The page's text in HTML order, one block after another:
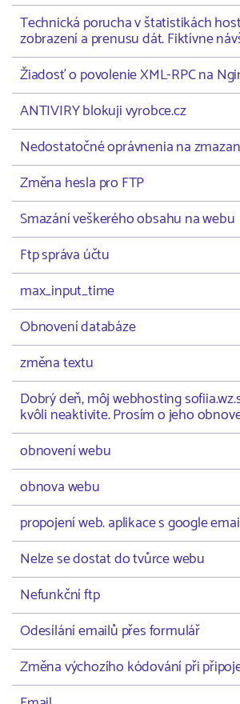
Technická porucha v štatistikách
zobrazení a prenusu dát. Fiktívne
Žiadosť o povolenie XML-RPC na
ANTIVIRY blokuji vyrobce.cz
Nedostatočné oprávnenia na
Změna hesla pro FTP
Smazání veškerého obsahu na webu
Ftp správa účtu
max_input_time
Obnovení databáze
změna textu
Dobrý deň, môj webhosting
kvôli neaktivite. Prosím o jeho
obnovení webu
obnova webu
propojení web. aplikace s google
Nelze se dostat do tvůrce webu
Nefunkční ftp
Odesílání emailů přes formulář
Změna výchozího kódování při